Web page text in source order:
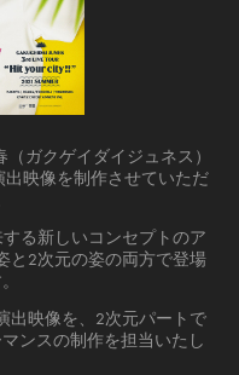
ガクゲイダイジュネス）
出映像を制作させていただ
る新しいコンセプトのア
と2次元の姿の両方で登場
出映像を、2次元パートで
ンスの制作を担当いたし